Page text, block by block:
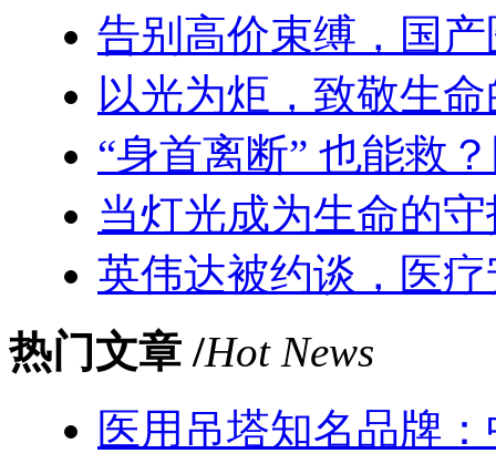
告别高价束缚，国
以光为炬，致敬生
“身首离断” 也能救
当灯光成为生命的
英伟达被约谈，医
热门文章 /Hot News
医用吊塔知名品牌